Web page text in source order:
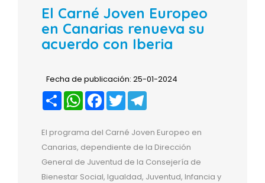
El Carné Joven Europeo
en Canarias renueva su
acuerdo con Iberia
Fecha de publicación: 25-01-2024
CompartirWhatsAppFacebook
Twitter
El programa del Carné Joven Europeo en
Canarias, dependiente de la Dirección
General de Juventud de la Consejería de
Bienestar Social, Igualdad, Juventud, Infancia y